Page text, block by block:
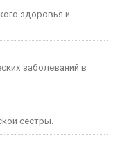
здоровья и
заболеваний в
сестры.